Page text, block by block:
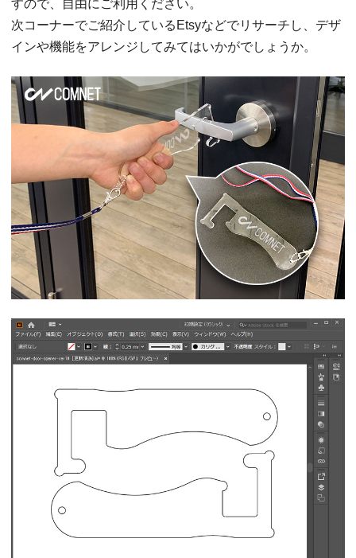
すので、自由にご利用ください。
次コーナーでご紹介しているEtsyなどでリサーチし、デザ
インや機能をアレンジしてみてはいかがでしょうか。